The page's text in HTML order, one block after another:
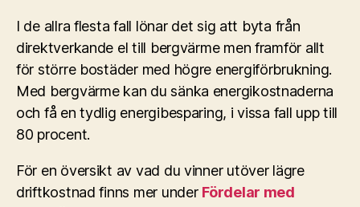
I de allra flesta fall lönar det sig att byta från
direktverkande el till bergvärme men framför allt
för större bostäder med högre energiförbrukning.
Med bergvärme kan du sänka energikostnaderna
och få en tydlig energibesparing, i vissa fall upp till
80 procent.
För en översikt av vad du vinner utöver lägre
driftkostnad finns mer under Fördelar med